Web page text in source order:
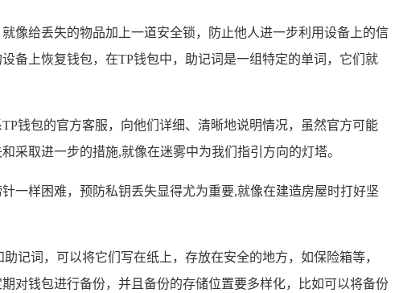
像给丢失的物品加上一道安全锁，防止他人进一步利用设备上的信
备上恢复钱包，在TP钱包中，助记词是一组特定的单词，它们就
钱包的官方客服，向他们详细、清晰地说明情况，虽然官方可能
采取进一步的措施,就像在迷雾中为我们指引方向的灯塔。
一样困难，预防私钥丢失显得尤为重要,就像在建造房屋时打好坚
记词，可以将它们写在纸上，存放在安全的地方，如保险箱等，
对钱包进行备份，并且备份的存储位置要多样化，比如可以将备份